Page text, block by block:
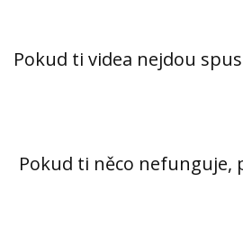
Pokud ti videa nejdou
Pokud ti něco nefunguje,